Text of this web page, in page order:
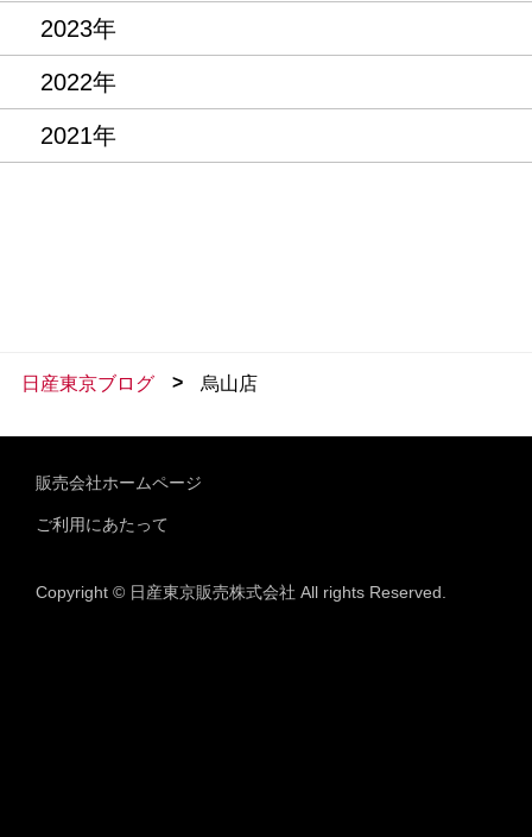
2023年
2022年
2021年
日産東京ブログ > 烏山店
販売会社ホームページ
ご利用にあたって
Copyright © 日産東京販売株式会社 All rights Reserved.